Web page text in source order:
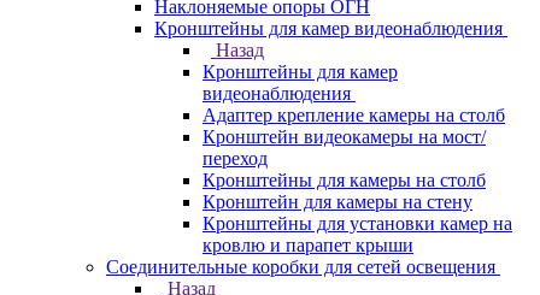
Наклоняемые опоры ОГН
Кронштейны для камер видеонаблюдения
Назад
Кронштейны для камер
видеонаблюдения
Адаптер крепление камеры на столб
Кронштейн видеокамеры на мост/
переход
Кронштейны для камеры на столб
Кронштейн для камеры на стену
Кронштейны для установки камер на
кровлю и парапет крыши
Соединительные коробки для сетей освещения
Назад